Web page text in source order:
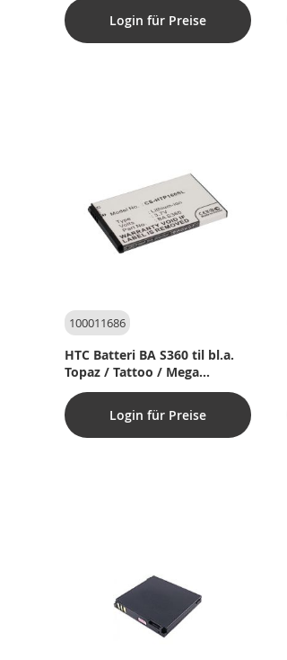
Login für Preise
100011686
HTC Batteri BA S360 til bl.a.
Topaz / Tattoo / Mega
(Kompatibel)
Login für Preise